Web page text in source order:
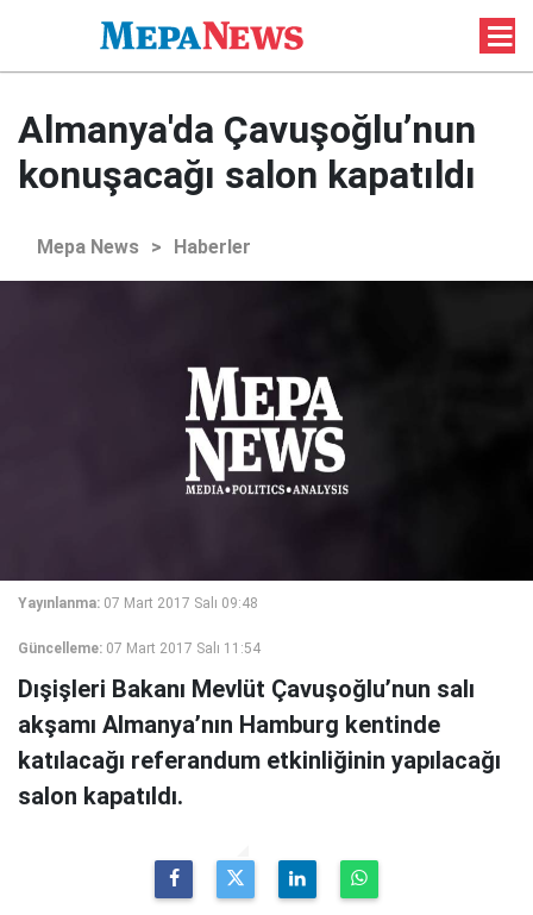
Almanya'da Çavuşoğlu’nun
konuşacağı salon kapatıldı
Mepa News > Haberler
Yayınlanma: 07 Mart 2017 Salı 09:48
Güncelleme: 07 Mart 2017 Salı 11:54
Dışişleri Bakanı Mevlüt Çavuşoğlu’nun salı
akşamı Almanya’nın Hamburg kentinde
katılacağı referandum etkinliğinin yapılacağı
salon kapatıldı.